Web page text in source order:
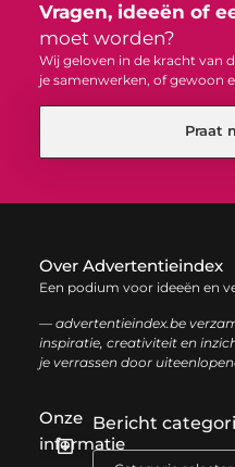
Vragen, ideeën of
moet worden?
Wij geloven in de kracht van
je samenwerken, of gewoon
Praat
Over Advertentieindex
Een podium voor ideeën en
— advertentieindex.be
inspiratie, creativiteit en
je verrassen door
Onze
informatie
Bericht